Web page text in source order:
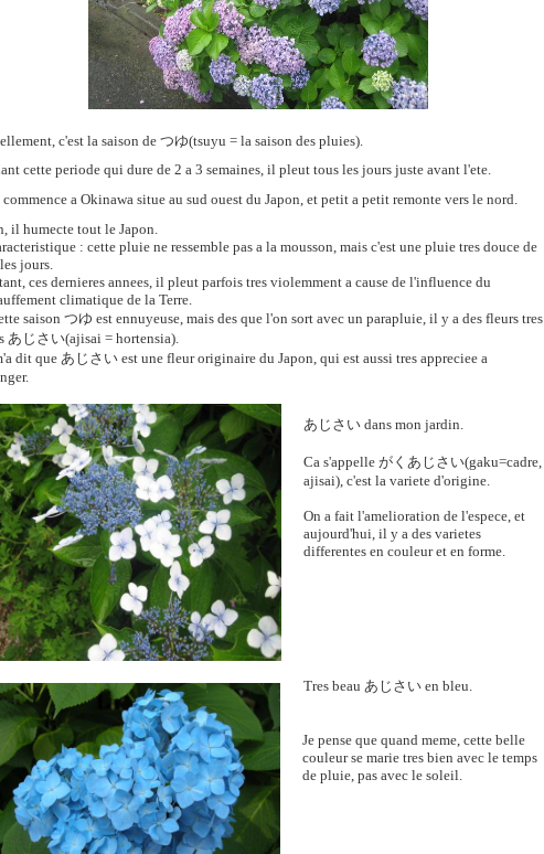
c'est la saison de つゆ(tsuyu = la saison des pluies).
cette periode qui dure de 2 a 3 semaines, il pleut tous les jours juste avant l'ete.
commence a Okinawa situe au sud ouest du Japon, et petit a petit remonte vers le nord.
il humecte tout le Japon.
: cette pluie ne ressemble pas a la mousson, mais c'est une pluie tres douce de
jours.
ces dernieres annees, il pleut parfois tres violemment a cause de l'influence du
climatique de la Terre.
saison つゆ est ennuyeuse, mais des que l'on sort avec un parapluie, il y a des fleurs tres
あじさい(ajisai = hortensia).
dit que あじさい est une fleur originaire du Japon, qui est aussi tres appreciee a
あじさい dans mon jardin.
Ca s'appelle がくあじさい(gaku=cadre,
ajisai), c'est la variete d'origine.
On a fait l'amelioration de l'espece, et
aujourd'hui, il y a des varietes
differentes en couleur et en forme.
Tres beau あじさい en bleu.
Je pense que quand meme, cette belle
couleur se marie tres bien avec le temps
de pluie, pas avec le soleil.